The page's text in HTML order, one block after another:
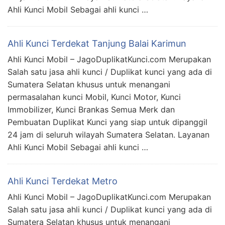
Ahli Kunci Mobil Sebagai ahli kunci …
Ahli Kunci Terdekat Tanjung Balai Karimun
Ahli Kunci Mobil – JagoDuplikatKunci.com Merupakan
Salah satu jasa ahli kunci / Duplikat kunci yang ada di
Sumatera Selatan khusus untuk menangani
permasalahan kunci Mobil, Kunci Motor, Kunci
Immobilizer, Kunci Brankas Semua Merk dan
Pembuatan Duplikat Kunci yang siap untuk dipanggil
24 jam di seluruh wilayah Sumatera Selatan. Layanan
Ahli Kunci Mobil Sebagai ahli kunci …
Ahli Kunci Terdekat Metro
Ahli Kunci Mobil – JagoDuplikatKunci.com Merupakan
Salah satu jasa ahli kunci / Duplikat kunci yang ada di
Sumatera Selatan khusus untuk menangani